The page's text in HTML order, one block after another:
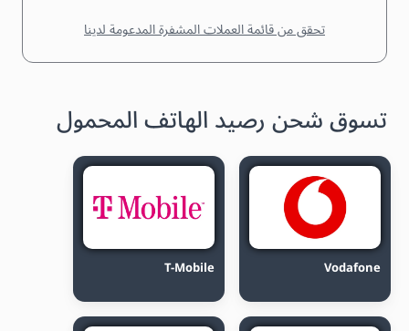
تحقق من قائمة العملات المشفرة المدعومة لدينا
تسوق شحن رصيد الهاتف المحمول
Vodafone
T-Mobile